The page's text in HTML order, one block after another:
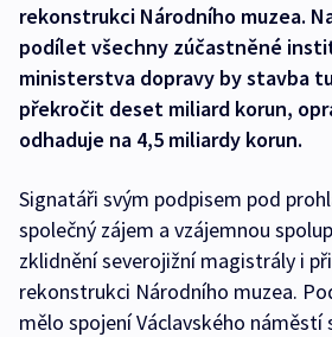
rekonstrukci Národního muzea.
podílet všechny zúčastněné
ministerstva dopravy by stavba
překročit deset miliard korun,
odhaduje na 4,5 miliardy korun.
Signatáři svým podpisem pod
společný zájem a vzájemnou
zklidnění severojižní magistrály i
rekonstrukci Národního muzea.
mělo spojení Václavského